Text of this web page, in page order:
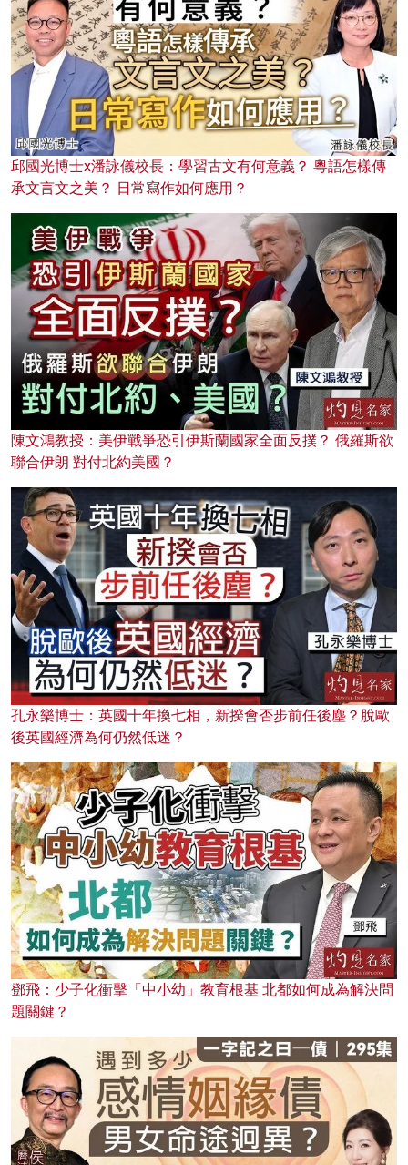
邱國光博士x潘詠儀校長：學習古文有何意義？ 粵語怎樣傳
承文言文之美？ 日常寫作如何應用？
陳文鴻教授：美伊戰爭恐引伊斯蘭國家全面反撲？ 俄羅斯欲
聯合伊朗 對付北約美國？
孔永樂博士：英國十年換七相，新揆會否步前任後塵？脫歐
後英國經濟為何仍然低迷？
鄧飛：少子化衝擊「中小幼」教育根基 北都如何成為解決問
題關鍵？